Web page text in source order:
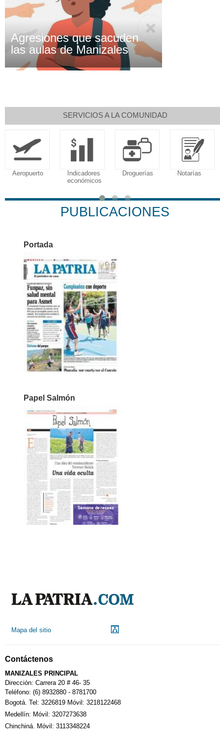
Agresiones que sacuden
las aulas de Manizales
SERVICIOS A LA COMUNIDAD
Aeropuerto
Indicadores
económicos
Droguerías Notarías
PUBLICACIONES
Portada
Papel Salmón
Mapa del sitio
Contáctenos
MANIZALES PRINCIPAL
Dirección: Carrera 20 # 46- 35
Teléfono: (6) 8932880 - 8781700
Bogotá. Tel: 3226819 Móvil: 3218122468
Medellín: Móvil: 3207273638
Chinchiná. Móvil: 3113348224